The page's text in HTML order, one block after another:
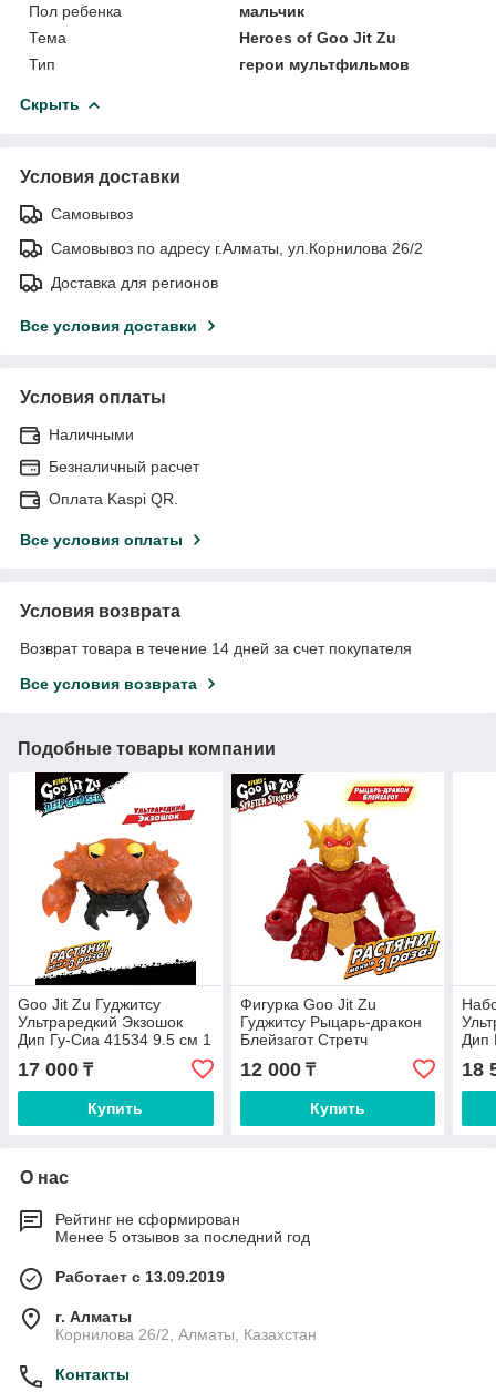
Пол ребенка
мальчик
Тема
Heroes of Goo Jit Zu
Тип
герои мультфильмов
Скрыть
Условия доставки
Самовывоз
Самовывоз по адресу г.Алматы, ул.Корнилова 26/2
Доставка для регионов
Все условия доставки
Условия оплаты
Наличными
Безналичный расчет
Оплата Kaspi QR.
Все условия оплаты
Условия возврата
Возврат товара в течение 14 дней за счет покупателя
Все условия возврата
Подобные товары компании
Goo Jit Zu Гуджитсу
Ультраредкий Экзошок
Дип Гу-Сиа 41534 9.5 см 1
17 000 ₸
Купить
Фигурка Goo Jit Zu
Гуджитсу Рыцарь-дракон
Блейзагот Стретч
Страйкерс 43491 12 см 1
шт
12 000₸
Купить
Дип
18
О нас
Рейтинг не сформирован
Менее 5 отзывов за последний год
Работает с 13.09.2019
г. Алматы
Корнилова 26/2, Алматы, Казахстан
Контакты